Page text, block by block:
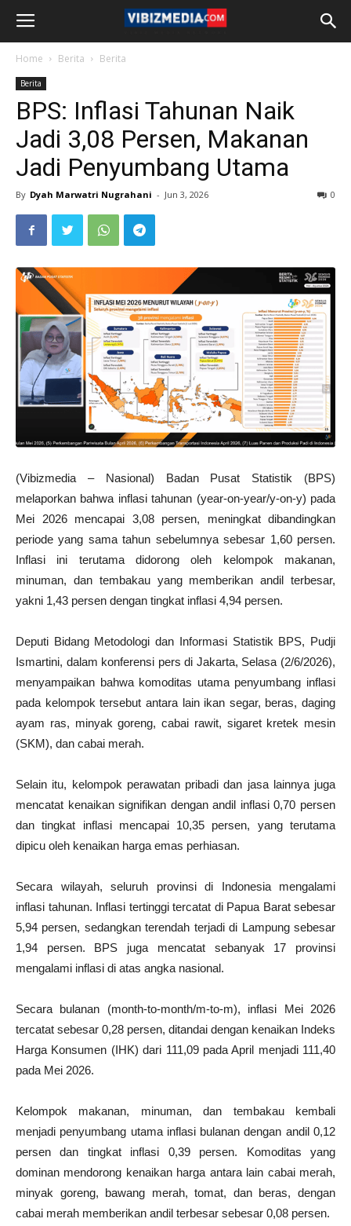
Home Berita Berita
Berita
BPS: Inflasi Tahunan Naik
Jadi 3,08 Persen, Makanan
Jadi Penyumbang Utama
By Dyah Marwatri Nugrahani - Jun 3, 2026 0
(Vibizmedia – Nasional) Badan Pusat Statistik (BPS)
melaporkan bahwa inflasi tahunan (year-on-year/y-on-y) pada
Mei 2026 mencapai 3,08 persen, meningkat dibandingkan
periode yang sama tahun sebelumnya sebesar 1,60 persen.
Inflasi ini terutama didorong oleh kelompok makanan,
minuman, dan tembakau yang memberikan andil terbesar,
yakni 1,43 persen dengan tingkat inflasi 4,94 persen.
Deputi Bidang Metodologi dan Informasi Statistik BPS, Pudji
Ismartini, dalam konferensi pers di Jakarta, Selasa (2/6/2026),
menyampaikan bahwa komoditas utama penyumbang inflasi
pada kelompok tersebut antara lain ikan segar, beras, daging
ayam ras, minyak goreng, cabai rawit, sigaret kretek mesin
(SKM), dan cabai merah.
Selain itu, kelompok perawatan pribadi dan jasa lainnya juga
mencatat kenaikan signifikan dengan andil inflasi 0,70 persen
dan tingkat inflasi mencapai 10,35 persen, yang terutama
dipicu oleh kenaikan harga emas perhiasan.
Secara wilayah, seluruh provinsi di Indonesia mengalami
inflasi tahunan. Inflasi tertinggi tercatat di Papua Barat sebesar
5,94 persen, sedangkan terendah terjadi di Lampung sebesar
1,94 persen. BPS juga mencatat sebanyak 17 provinsi
mengalami inflasi di atas angka nasional.
Secara bulanan (month-to-month/m-to-m), inflasi Mei 2026
tercatat sebesar 0,28 persen, ditandai dengan kenaikan Indeks
Harga Konsumen (IHK) dari 111,09 pada April menjadi 111,40
pada Mei 2026.
Kelompok makanan, minuman, dan tembakau kembali
menjadi penyumbang utama inflasi bulanan dengan andil 0,12
persen dan tingkat inflasi 0,39 persen. Komoditas yang
dominan mendorong kenaikan harga antara lain cabai merah,
minyak goreng, bawang merah, tomat, dan beras, dengan
cabai merah memberikan andil terbesar sebesar 0,08 persen.